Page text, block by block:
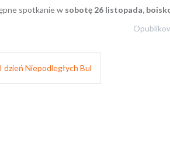
spotkanie w sobotę 26 listopada,
dzień Niepodległych Bul